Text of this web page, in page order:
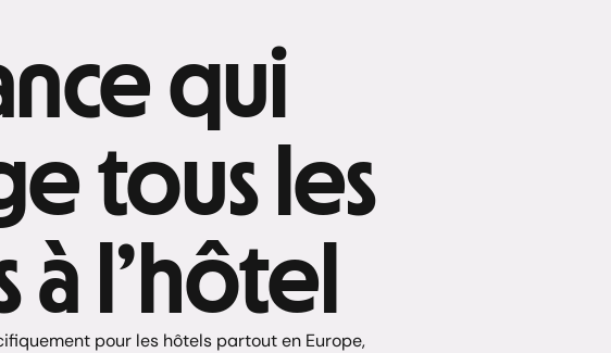
qui
tous les
à l’hôtel
pour les hôtels partout en Europe,